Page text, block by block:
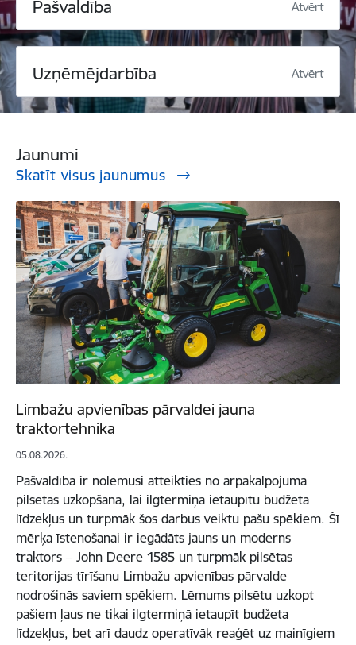
Pašvaldība Atvērt
Uzņēmējdarbība Atvērt
Jaunumi
Skatīt visus jaunumus
Limbažu apvienības pārvaldei jauna
traktortehnika
05.08.2026.
Pašvaldība ir nolēmusi atteikties no ārpakalpojuma
pilsētas uzkopšanā, lai ilgtermiņā ietaupītu budžeta
līdzekļus un turpmāk šos darbus veiktu pašu spēkiem. Šī
mērķa īstenošanai ir iegādāts jauns un moderns
traktors – John Deere 1585 un turpmāk pilsētas
teritorijas tīrīšanu Limbažu apvienības pārvalde
nodrošinās saviem spēkiem. Lēmums pilsētu uzkopt
pašiem ļaus ne tikai ilgtermiņā ietaupīt budžeta
līdzekļus, bet arī daudz operatīvāk reaģēt uz mainīgiem